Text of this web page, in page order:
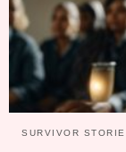
SURVIVOR